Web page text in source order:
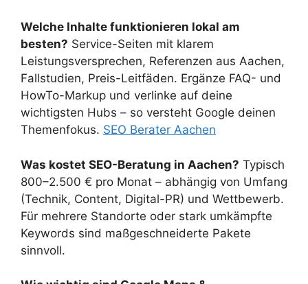
Welche Inhalte funktionieren lokal am
besten? Service-Seiten mit klarem
Leistungsversprechen, Referenzen aus Aachen,
Fallstudien, Preis-Leitfäden. Ergänze FAQ- und
HowTo-Markup und verlinke auf deine
wichtigsten Hubs – so versteht Google deinen
Themenfokus. SEO Berater Aachen
Was kostet SEO-Beratung in Aachen? Typisch
800–2.500 € pro Monat – abhängig von Umfang
(Technik, Content, Digital-PR) und Wettbewerb.
Für mehrere Standorte oder stark umkämpfte
Keywords sind maßgeschneiderte Pakete
sinnvoll.